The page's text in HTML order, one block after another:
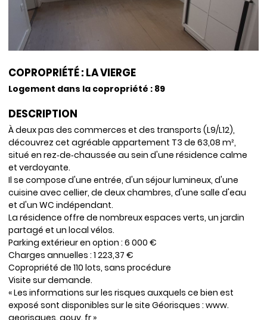
COPROPRIÉTÉ : LA VIERGE
Logement dans la copropriété : 89
DESCRIPTION
À deux pas des commerces et des transports (L9/L12),
découvrez cet agréable appartement T3 de 63,08 m²,
situé en rez‑de‑chaussée au sein d'une résidence calme
et verdoyante.
Il se compose d'une entrée, d'un séjour lumineux, d'une
cuisine avec cellier, de deux chambres, d'une salle d'eau
et d'un WC indépendant.
La résidence offre de nombreux espaces verts, un jardin
partagé et un local vélos.
Parking extérieur en option : 6 000 €
Charges annuelles : 1 223,37 €
Copropriété de 110 lots, sans procédure
Visite sur demande.
« Les informations sur les risques auxquels ce bien est
exposé sont disponibles sur le site Géorisques : www.